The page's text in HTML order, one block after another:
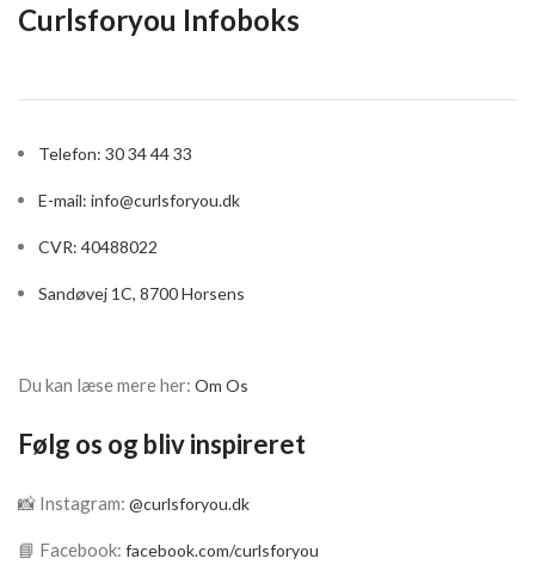
Curlsforyou Infoboks
Telefon: 30 34 44 33
E-mail: info@curlsforyou.dk
CVR: 40488022
Sandøvej 1C, 8700 Horsens
Du kan læse mere her: Om Os
Følg os og bliv inspireret
📸 Instagram: @curlsforyou.dk
📘 Facebook: facebook.com/curlsforyou